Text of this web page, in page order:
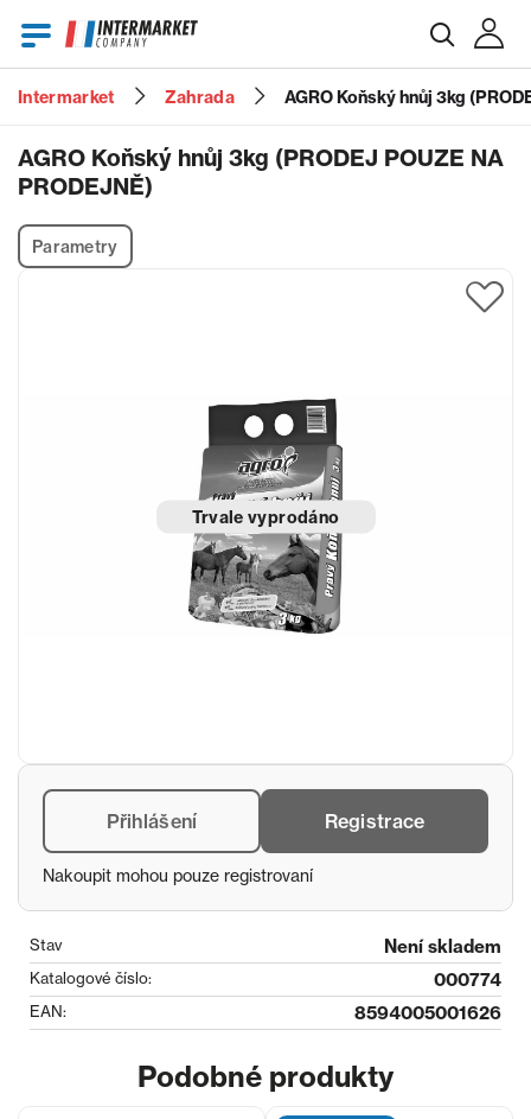
Heslo
Intermarket Zahrada AGRO Koňský hnůj 3kg
AGRO Koňský hnůj 3kg (PRODEJ POUZE NA
PRODEJNĚ)
Parametry
Trvale vyprodáno
Přihlášení Registrace
Nakoupit mohou pouze registrovaní
Stav Není skladem
Katalogové číslo: 000774
EAN: 8594005001626
Podobné produkty